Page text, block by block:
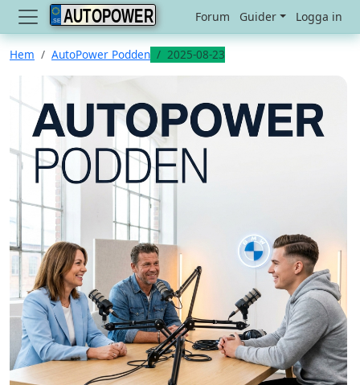
AUTOPOWER Forum Guider Logga in
Hem AutoPower Podden 2025-08-23